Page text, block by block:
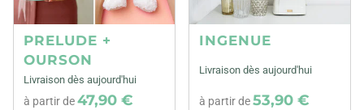
PRELUDE +
OURSON
Livraison dès aujourd'hui
à partir de47,90 €
INGENUE
Livraison dès aujourd'hui
à partir de53,90 €